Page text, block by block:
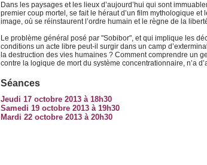
Dans les paysages et les lieux d’aujourd’hui qui sont
premier coup mortel, se fait le héraut d’un film mythologique et
image, où se réinstaurent l’ordre humain et le règne de la
Le problème général posé par "Sobibor", et qui implique les
conditions un acte libre peut-il surgir dans un camp
la destruction des vies humaines ? Comment comprendre un
contre la logique de mort du système concentrationnaire, n’a
Séances
Jeudi 17 octobre 2013 à 18h30
Samedi 19 octobre 2013 à 19h30
Mardi 22 octobre 2013 à 20h30